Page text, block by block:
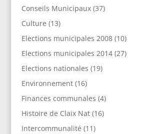
Conseils Municipaux(37)
Culture (13)
Elections municipales 2008(10)
Elections municipales 2014(27)
Elections nationales (19)
Environnement(16)
Finances communales (4)
Histoire de Claix Nat(16)
Intercommunalité (11)